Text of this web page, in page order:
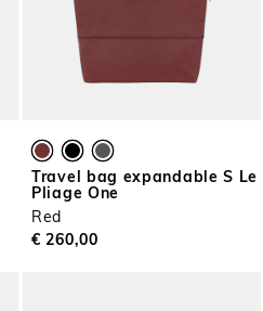
Travel bag expandable S Le
Pliage One
Red
€ 260,00